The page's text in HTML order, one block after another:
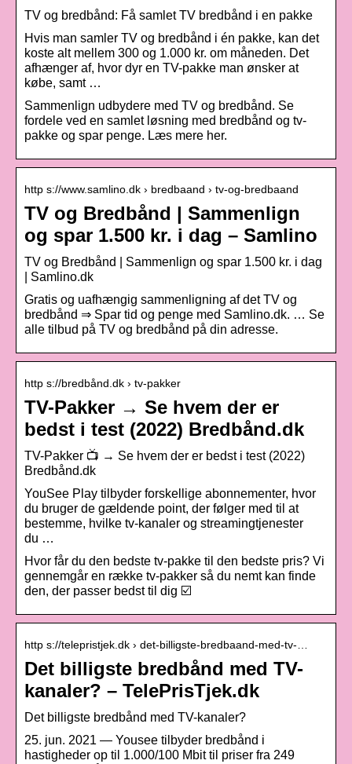
TV og bredbånd: Få samlet TV bredbånd i en pakke
Hvis man samler TV og bredbånd i én pakke, kan det
koste alt mellem 300 og 1.000 kr. om måneden. Det
afhænger af, hvor dyr en TV-pakke man ønsker at
købe, samt …
Sammenlign udbydere med TV og bredbånd. Se
fordele ved en samlet løsning med bredbånd og tv-
pakke og spar penge. Læs mere her.
http s://www.samlino.dk › bredbaand › tv-og-bredbaand
TV og Bredbånd | Sammenlign
og spar 1.500 kr. i dag – Samlino
TV og Bredbånd | Sammenlign og spar 1.500 kr. i dag
| Samlino.dk
Gratis og uafhængig sammenligning af det TV og
bredbånd ⇒ Spar tid og penge med Samlino.dk. … Se
alle tilbud på TV og bredbånd på din adresse.
http s://bredbånd.dk › tv-pakker
TV-Pakker → Se hvem der er
bedst i test (2022) Bredbånd.dk
TV-Pakker 📺 → Se hvem der er bedst i test (2022)
Bredbånd.dk
YouSee Play tilbyder forskellige abonnementer, hvor
du bruger de gældende point, der følger med til at
bestemme, hvilke tv-kanaler og streamingtjenester
du …
Hvor får du den bedste tv-pakke til den bedste pris? Vi
gennemgår en række tv-pakker så du nemt kan finde
den, der passer bedst til dig ☑️
http s://telepristjek.dk › det-billigste-bredbaand-med-tv-…
Det billigste bredbånd med TV-
kanaler? – TelePrisTjek.dk
Det billigste bredbånd med TV-kanaler?
25. jun. 2021 — Yousee tilbyder bredbånd i
hastigheder op til 1.000/100 Mbit til priser fra 249